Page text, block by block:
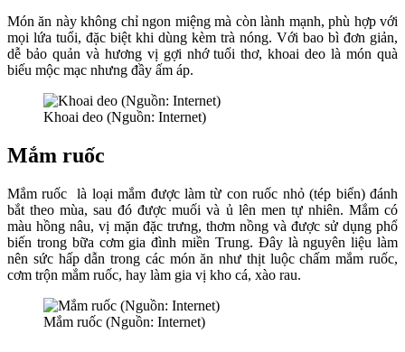
Món ăn này không chỉ ngon miệng mà còn lành mạnh, phù hợp với
mọi lứa tuổi, đặc biệt khi dùng kèm trà nóng. Với bao bì đơn giản,
dễ bảo quản và hương vị gợi nhớ tuổi thơ, khoai deo là món quà
biếu mộc mạc nhưng đầy ấm áp.
Khoai deo (Nguồn: Internet)
Mắm ruốc
Mắm ruốc là loại mắm được làm từ con ruốc nhỏ (tép biển) đánh
bắt theo mùa, sau đó được muối và ủ lên men tự nhiên. Mắm có
màu hồng nâu, vị mặn đặc trưng, thơm nồng và được sử dụng phổ
biến trong bữa cơm gia đình miền Trung. Đây là nguyên liệu làm
nên sức hấp dẫn trong các món ăn như thịt luộc chấm mắm ruốc,
cơm trộn mắm ruốc, hay làm gia vị kho cá, xào rau.
Mắm ruốc (Nguồn: Internet)